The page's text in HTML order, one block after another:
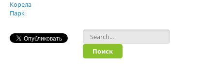
Форма поиска